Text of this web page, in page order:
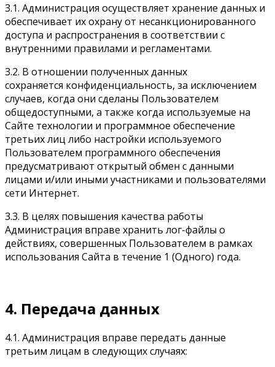
3.1. Администрация осуществляет хранение данных и
обеспечивает их охрану от несанкционированного
доступа и распространения в соответствии с
внутренними правилами и регламентами.
3.2. В отношении полученных данных
сохраняется конфиденциальность, за исключением
случаев, когда они сделаны Пользователем
общедоступными, а также когда используемые на
Сайте технологии и программное обеспечение
третьих лиц либо настройки используемого
Пользователем программного обеспечения
предусматривают открытый обмен с данными
лицами и/или иными участниками и пользователями
сети Интернет.
3.3. В целях повышения качества работы
Администрация вправе хранить лог-файлы о
действиях, совершенных Пользователем в рамках
использования Сайта в течение 1 (Одного) года.
4. Передача данных
4.1. Администрация вправе передать данные
третьим лицам в следующих случаях: